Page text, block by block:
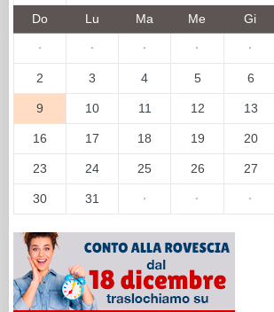
Do Lu Ma Me Gi
· · · · ·
2 3 4 5 6
9 10 11 12 13
16 17 18 19 20
23 24 25 26 27
30 31 · · ·